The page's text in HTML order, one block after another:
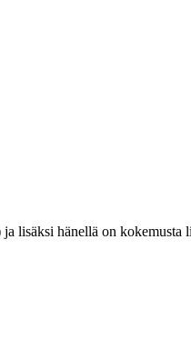
lisäksi hänellä on